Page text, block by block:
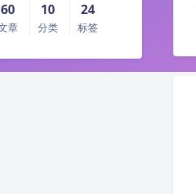
60
章
10
分类
24
标签